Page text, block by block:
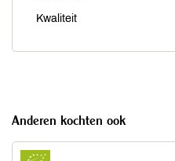
Kwaliteit
Anderen kochten ook